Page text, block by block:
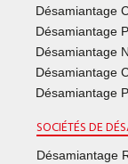
Désamiantage
Désamiantage
Désamiantage
Désamiantage
Désamiantage
SOCIÉTÉS DE
Désamiantage